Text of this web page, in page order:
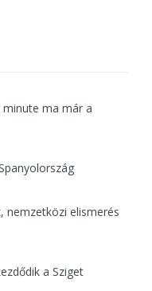
ma már a
nemzetközi elismerés
a Sziget